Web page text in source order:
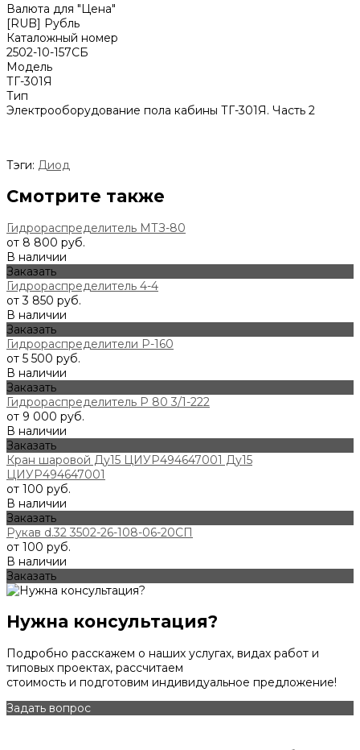
Валюта для "Цена"
[RUB] Рубль
Каталожный номер
2502-10-157СБ
Модель
ТГ-301Я
Тип
Электрооборудование пола кабины ТГ-301Я. Часть 2
Тэги: Диод
Смотрите также
Гидрораспределитель МТЗ-80
от 8 800 руб.
В наличии
Заказать
Гидрораспределитель 4-4
от 3 850 руб.
В наличии
Заказать
Гидрораспределители Р-160
от 5 500 руб.
В наличии
Заказать
Гидрораспределитель Р 80 3/1-222
от 9 000 руб.
В наличии
Заказать
Кран шаровой Ду15 ЦИУР494647001 Ду15
ЦИУР494647001
от 100 руб.
В наличии
Заказать
Рукав d.32 3502-26-108-06-20СП
от 100 руб.
В наличии
Заказать
Нужна консультация?
Подробно расскажем о наших услугах, видах работ и
типовых проектах, рассчитаем
стоимость и подготовим индивидуальное предложение!
Задать вопрос